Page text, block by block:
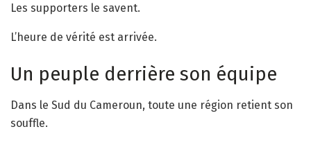
Les supporters le savent.
L’heure de vérité est arrivée.
Un peuple derrière son équipe
Dans le Sud du Cameroun, toute une région retient son
souffle.